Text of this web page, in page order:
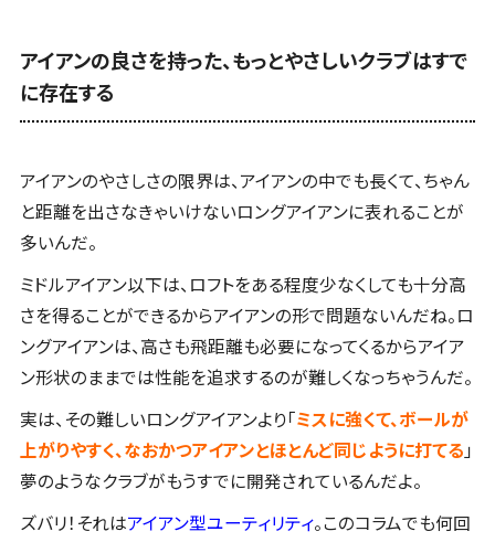
アイアンの良さを持った、もっとやさしいクラブはすで
に存在する
アイアンのやさしさの限界は、アイアンの中でも長くて、ちゃん
と距離を出さなきゃいけないロングアイアンに表れることが
多いんだ。
ミドルアイアン以下は、ロフトをある程度少なくしても十分高
さを得ることができるからアイアンの形で問題ないんだね。ロ
ングアイアンは、高さも飛距離も必要になってくるからアイア
ン形状のままでは性能を追求するのが難しくなっちゃうんだ。
実は、その難しいロングアイアンより「ミスに強くて、ボールが
上がりやすく、なおかつアイアンとほとんど同じように打てる 」
夢のようなクラブがもうすでに開発されているんだよ。
ズバリ！それはアイアン型ユーティリティ。このコラムでも何回